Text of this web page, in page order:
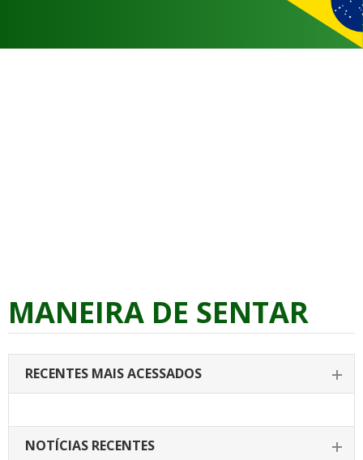
MANEIRA DE SENTAR
RECENTES MAIS ACESSADOS
NOTÍCIAS RECENTES